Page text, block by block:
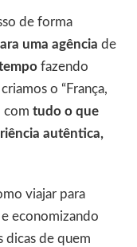
de forma
uma agência de
fazendo
o “França,
com tudo o que
autêntica,
viajar para
economizando
dicas de quem